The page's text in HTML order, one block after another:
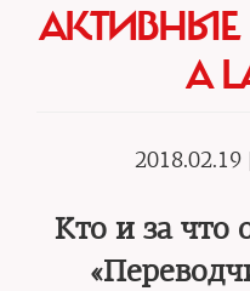
A
2018.02.19 |
Кто и за что